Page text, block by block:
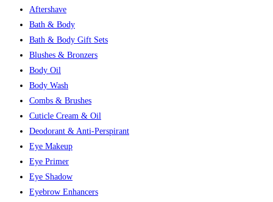
Aftershave
Bath & Body
Bath & Body Gift Sets
Blushes & Bronzers
Body Oil
Body Wash
Combs & Brushes
Cuticle Cream & Oil
Deodorant & Anti-Perspirant
Eye Makeup
Eye Primer
Eye Shadow
Eyebrow Enhancers